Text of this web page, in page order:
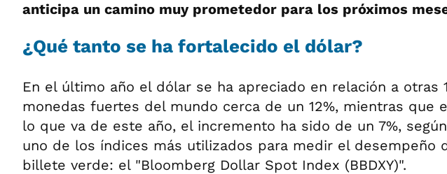
anticipa un camino muy prometedor para los próximos
¿Qué tanto se ha fortalecido el dólar?
En el último año el dólar se ha apreciado en relación a otras
monedas fuertes del mundo cerca de un 12%, mientras que
lo que va de este año, el incremento ha sido de un 7%, según
uno de los índices más utilizados para medir el desempeño
billete verde: el "Bloomberg Dollar Spot Index (BBDXY)".